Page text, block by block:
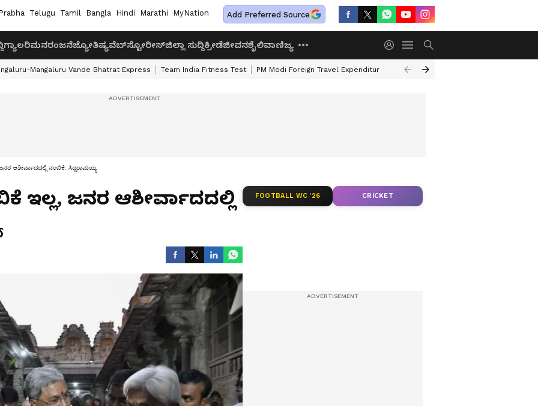
Telugu Tamil Bangla Hindi Marathi MyNation Add Preferred Source
ಗ್ಯಾಲರಿಮನರಂಜನೆಜ್ಯೋತಿಷ್ಯವೆಬ್‌ಸ್ಟೋರೀಸ್ಜಿಲ್ಲಾ ಸುದ್ದಿಕ್ರೀಡೆಜೀವನಶೈಲಿವಾಣಿಜ್ಯ
Mangaluru Vande Bhatrat Express Team India Fitness Test PM Modi Foreign Travel Expenditure Valmiki Corporation Scam
ಆಶೀರ್ವಾದದಲ್ಲಿ ನಂಬಿಕೆ: ಸಿದ್ದರಾಮಯ್ಯ
ಇಲ್ಲ, ಜನರ ಆಶೀರ್ವಾದದಲ್ಲಿ
FOOTBALL WC '26 CRICKET